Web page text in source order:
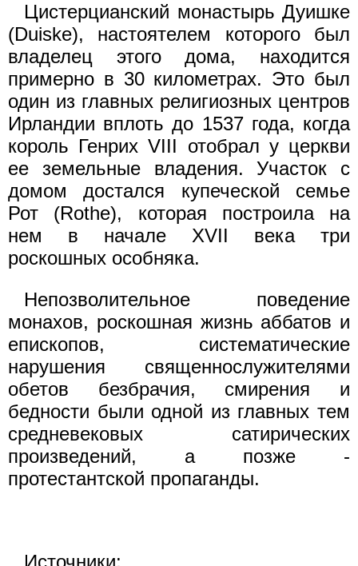
Цистерцианский монастырь Дуишке
(Duiske), настоятелем которого был
владелец этого дома, находится
примерно в 30 километрах. Это был
один из главных религиозных центров
Ирландии вплоть до 1537 года, когда
король Генрих VIII отобрал у церкви
ее земельные владения. Участок с
домом достался купеческой семье
Рот (Rothe), которая построила на
нем в начале XVII века три
роскошных особняка.
Непозволительное поведение
монахов, роскошная жизнь аббатов и
епископов, систематические
нарушения священнослужителями
обетов безбрачия, смирения и
бедности были одной из главных тем
средневековых сатирических
произведений, а позже -
протестантской пропаганды.
Источники: